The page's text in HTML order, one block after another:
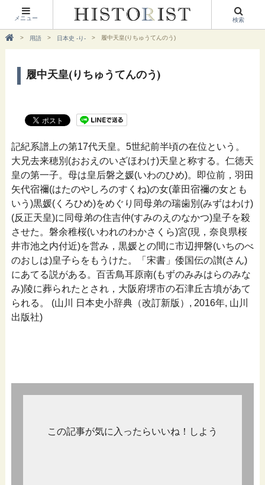
メニュー 検索
用語 日本史 -り- 履中天皇(りちゅうてんのう)
履中天皇(りちゅうてんのう)
記紀系譜上の第17代天皇。5世紀前半頃の在位という。
大兄去来穂別(おおえのいざほわけ)天皇と称する。仁徳天
皇の第一子。母は皇后磐之媛(いわのひめ)。即位前，羽田
矢代宿禰(はたのやしろのすくね)の女(葦田宿禰の女とも
いう)黒媛(くろひめ)をめぐり同母弟の瑞歯別(みずはわけ)
(反正天皇)に同母弟の住吉仲(すみのえのなかつ)皇子を殺
させた。磐余稚桜(いわれのわかさくら)宮(現，奈良県桜
井市池之内付近)を営み，黒媛との間に市辺押磐(いちのべ
のおしは)皇子らをもうけた。「宋書」倭国伝の讃(さん)
にあてる説がある。百舌鳥耳原南(もずのみみはらのみな
み)陵に葬られたとされ，大阪府堺市の石津丘古墳があて
られる。 (山川 日本史小辞典（改訂新版）, 2016年, 山川
出版社)
この記事が気に入ったらいいね！しよう